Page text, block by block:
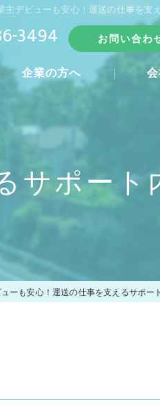
主デビューも安心！運送の仕事を支
3494 お問い合わ
企業の方へ
サポート
ーも安心！運送の仕事を支えるサポー